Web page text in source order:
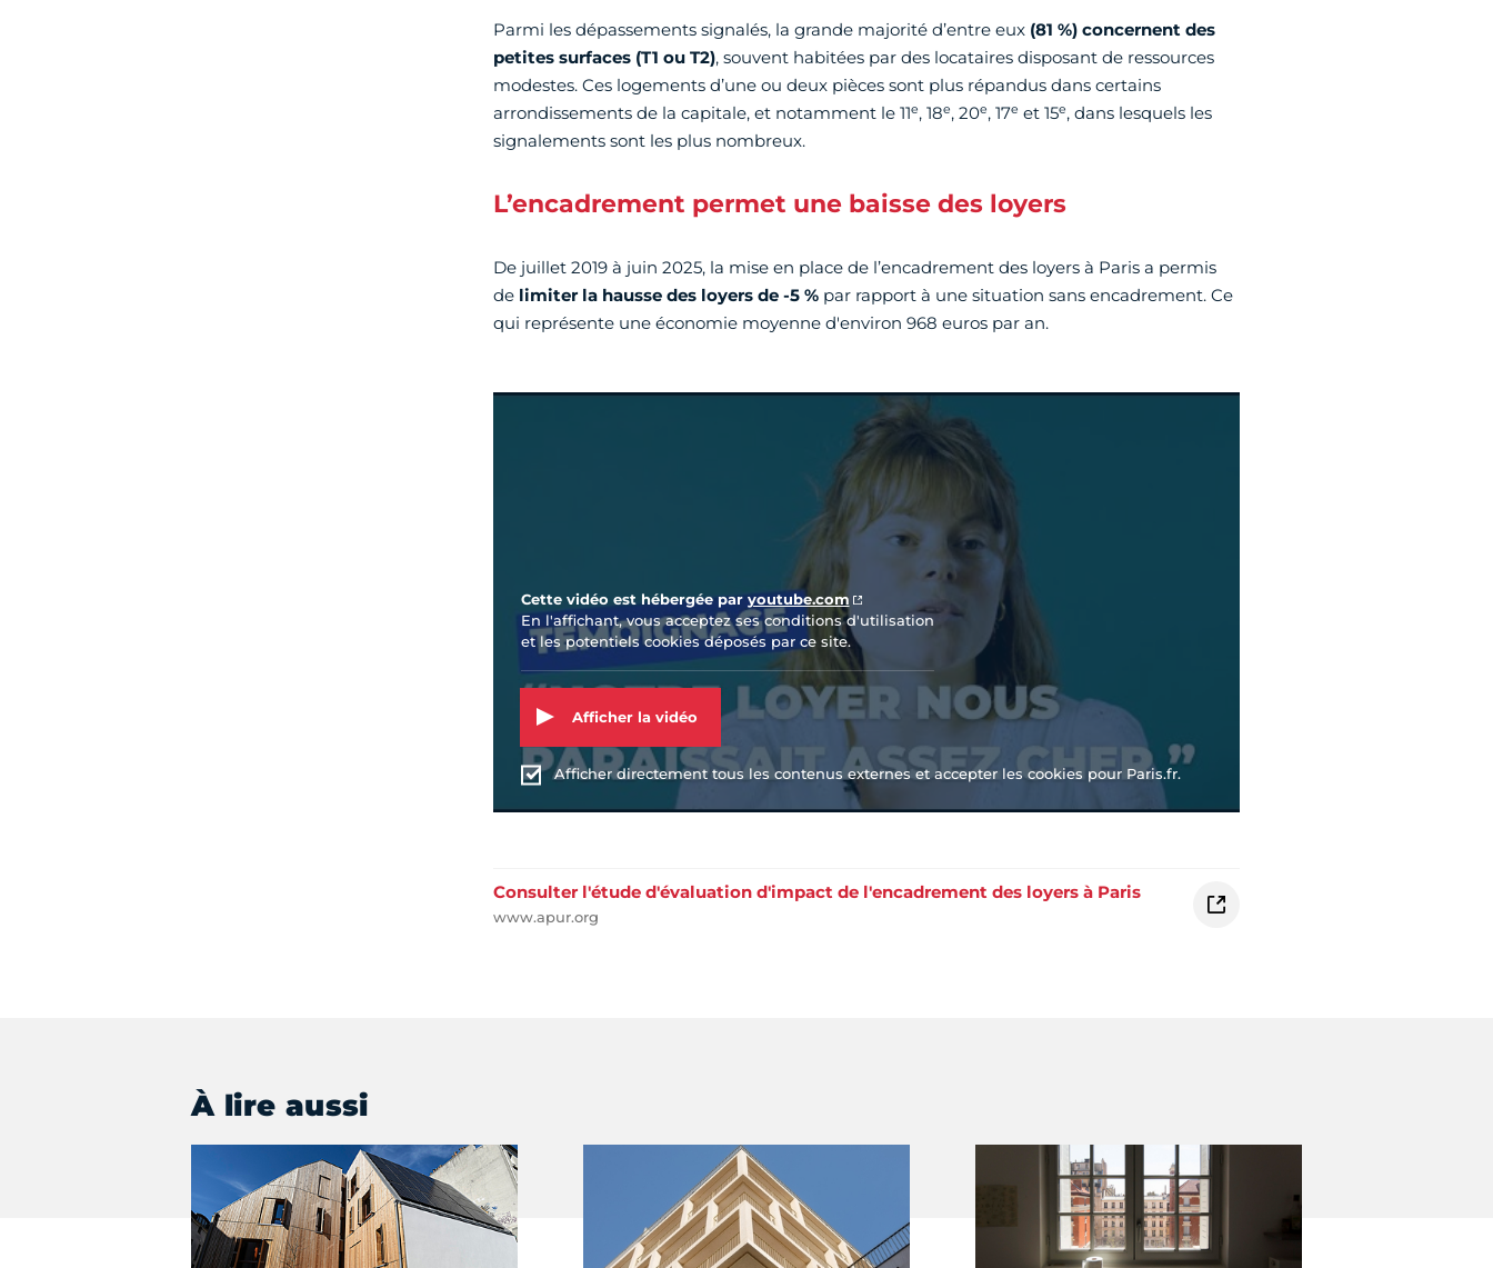
Parmi les dépassements signalés, la grande majorité d’entre eux(81 %) concernent des
petites surfaces (T1 ou T2), souvent habitées par des locataires disposant de ressources
modestes. Ces logements d’une ou deux pièces sont plus répandus dans certains
arrondissements de la capitale, et notamment le 11e, 18e, 20e, 17e et 15e, dans lesquels les
signalements sont les plus nombreux.
L’encadrement permet une baisse des loyers
De juillet 2019 à juin 2025, la mise en place de l’encadrement des loyers à Paris a permis
de limiter la hausse des loyers de -5 %par rapport à une situation sans encadrement. Ce
qui représente une économie moyenne d'environ 968 euros par an.
Cette vidéo est hébergée par youtube.com
En l'affichant, vous acceptez ses conditions d'utilisation
et les potentiels cookies déposés par ce site.
Afficher la vidéo
Afficher directement tous les contenus externes et accepter les cookies pour Paris.fr.
Consulter l'étude d'évaluation d'impact de l'encadrement des loyers à Paris
www.apur.org
À lire aussi